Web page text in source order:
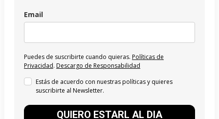
Email
Puedes de suscribirte cuando quieras. Políticas de
Privacidad. Descargo de Responsabilidad
Estás de acuerdo con nuestras políticas y quieres
suscribirte al Newsletter.
QUIERO ESTARL AL DIA